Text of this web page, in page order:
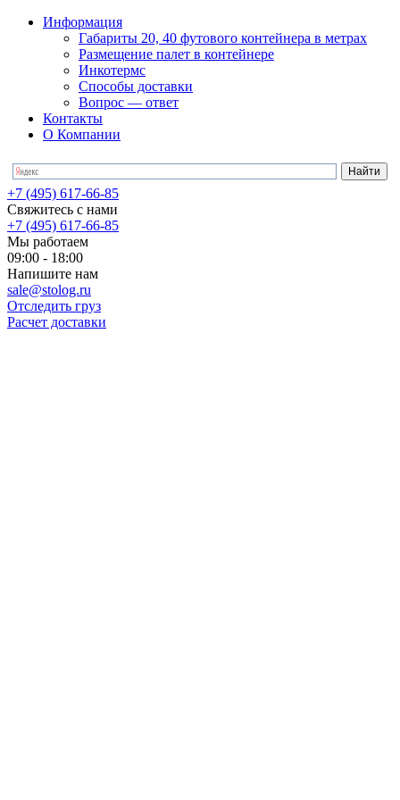
Информация
Габариты 20, 40 футового контейнера в метрах
Размещение палет в контейнере
Инкотермс
Способы доставки
Вопрос — ответ
Контакты
О Компании
+7 (495) 617-66-85
Свяжитесь с нами
+7 (495) 617-66-85
Мы работаем
09:00 - 18:00
Напишите нам
sale@stolog.ru
Отследить груз
Расчет доставки